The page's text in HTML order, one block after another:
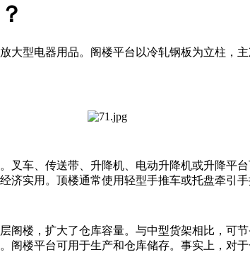
型电器用品。阁楼平台以冷轧钢板为立柱，
车、传送带、升降机、电动升降机或升降平
实用。顶楼通常使用轻型手推车或托盘牵引手
楼，扩大了仓库容量。与中型货架相比，可
楼平台可用于生产和仓库储存。事实上，对